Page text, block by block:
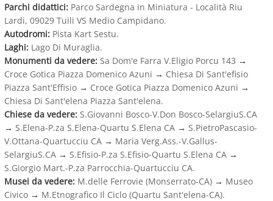
Parchi didattici: Parco Sardegna in Miniatura - Località Riu
Lardi, 09029 Tuili VS Medio Campidano.
Autodromi: Pista Kart Sestu.
Laghi: Lago Di Muraglia.
Monumenti da vedere: Sa Dom'e Farra V.Eligio Porcu 143 →
Croce Gotica Piazza Domenico Azuni → Chiesa Di Sant'efisio
Piazza Sant'Effisio → Croce Gotica Piazza Domenico Azuni →
Chiesa Di Sant'elena Piazza Sant'elena.
Chiese da vedere: S.Giovanni Bosco-V.Don Bosco-SelargiuS.CA
→ S.Elena-P.za S.Elena-Quartu S.Elena CA → S.PietroPascasio-
V.Ottana-Quartucciu CA → Maria Verg.Ass.-V.Gallus-
SelargiuS.CA → S.Efisio-P.za S.Efisio-Quartu S.Elena CA →
S.Giorgio Mart.-P.za Parrocchia-Quartucciu CA.
Musei da vedere: M.delle Ferrovie (Monserrato-CA) → Museo
Civico → M.Etnografico Il Ciclo (Quartu Sant'elena-CA).